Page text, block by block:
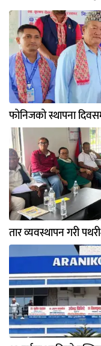
फोनिजको स्थापना
तार व्यवस्थापन गरी